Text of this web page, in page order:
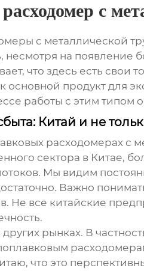
с
с металлической
несмотря на появление
что здесь есть
основной продукт для
работы с этим типом
Китай и не
расходомерах с
сектора в Китае,
Мы видим
Важно
Не все китайские
других рынках. В
что это